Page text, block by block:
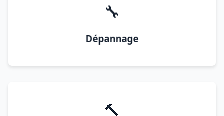
🔧
Dépannage
🔨